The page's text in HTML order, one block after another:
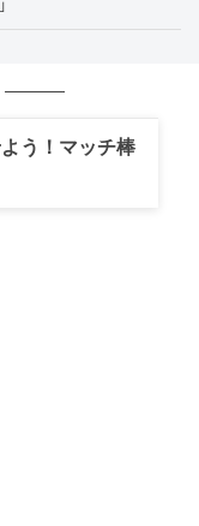
やご家族は、これ
でした。
ご家族の希望は
分かりました。
う！マッチ棒